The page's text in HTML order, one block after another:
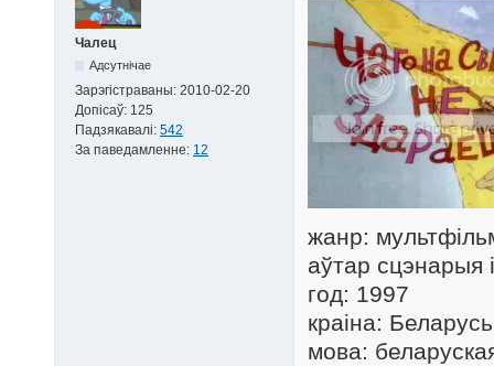
Чалец
Адсутнічае
Зарэгістраваны: 2010-02-20
Допісаў: 125
Падзякавалі: 542
За паведамленне: 12
жанр:
аўтар сцэнарыя
год: 1997
краіна: Беларусь
мова: